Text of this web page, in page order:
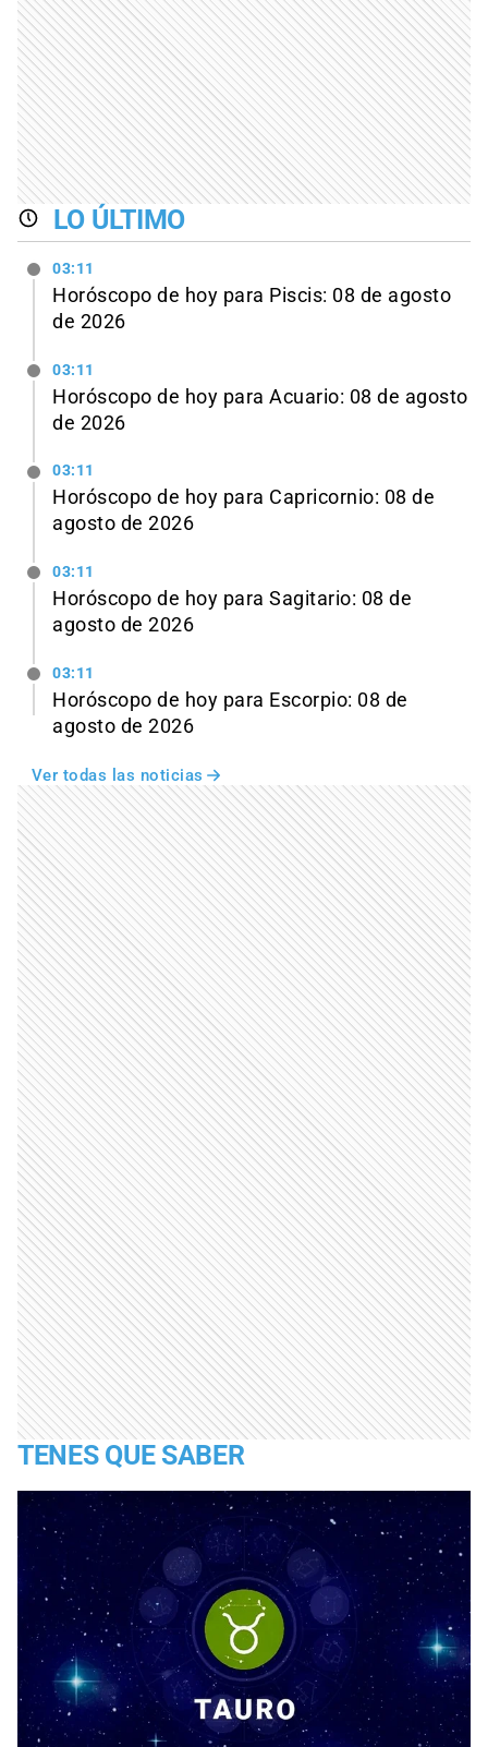
LO ÚLTIMO
03:11
Horóscopo de hoy para Piscis: 08 de agosto
de 2026
03:11
Horóscopo de hoy para Acuario: 08 de agosto
de 2026
03:11
Horóscopo de hoy para Capricornio: 08 de
agosto de 2026
03:11
Horóscopo de hoy para Sagitario: 08 de
agosto de 2026
03:11
Horóscopo de hoy para Escorpio: 08 de
agosto de 2026
Ver todas las noticias
TENES QUE SABER